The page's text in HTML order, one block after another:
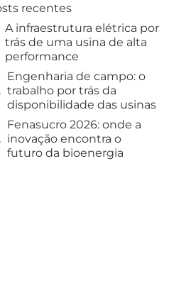
recentes
A infraestrutura elétrica por
trás de uma usina de alta
performance
Engenharia de campo: o
trabalho por trás da
disponibilidade das usinas
Fenasucro 2026: onde a
inovação encontra o
futuro da bioenergia